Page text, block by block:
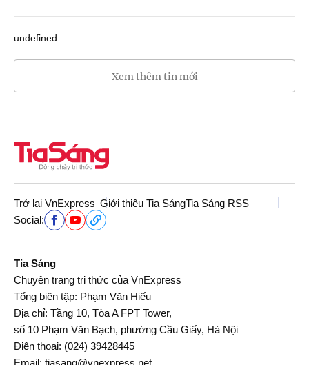
undefined
Xem thêm tin mới
Trở lại VnExpress Giới thiệu Tia SángTia Sáng RSS
Social:
Tia Sáng
Chuyên trang tri thức của VnExpress
Tổng biên tập: Phạm Văn Hiếu
Địa chỉ: Tầng 10, Tòa A FPT Tower,
số 10 Phạm Văn Bạch, phường Cầu Giấy, Hà Nội
Điện thoại: (024) 39428445
Email: tiasang@vnexpress.net